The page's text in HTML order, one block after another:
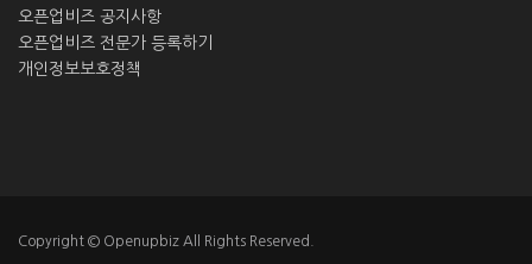
오픈업비즈 공지사항
오픈업비즈 전문가 등록하기
개인정보보호정책
Copyright © Openupbiz All Rights Reserved.